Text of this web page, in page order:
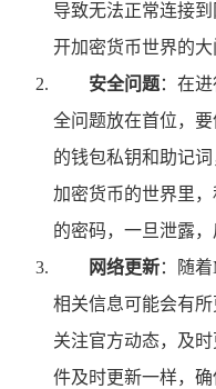
导致无法正常连接
开加密货币世界的大
安全问题：在
全问题放在首位，
的钱包私钥和助记
加密货币的世界里
的密码，一旦泄露，
网络更新：随
相关信息可能会有
关注官方动态，及
件及时更新一样，